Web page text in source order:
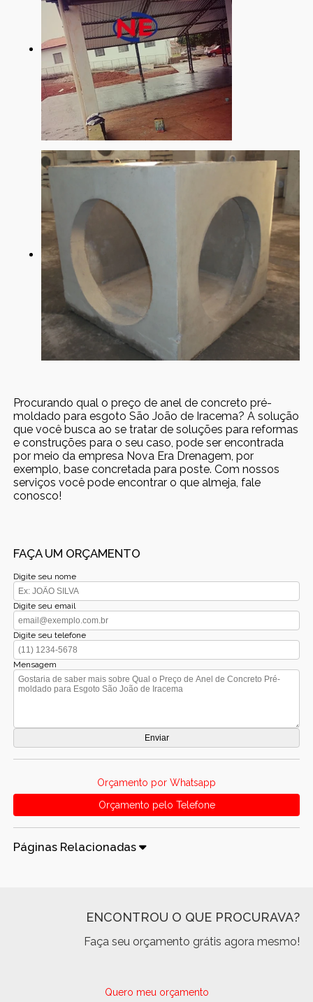
Procurando qual o preço de anel de concreto pré-
moldado para esgoto São João de Iracema? A solução
que você busca ao se tratar de soluções para reformas
e construções para o seu caso, pode ser encontrada
por meio da empresa Nova Era Drenagem, por
exemplo, base concretada para poste. Com nossos
serviços você pode encontrar o que almeja, fale
conosco!
FAÇA UM ORÇAMENTO
Digite seu nome
Digite seu email
Digite seu telefone
Mensagem
Orçamento por Whatsapp
Orçamento pelo Telefone
Páginas Relacionadas
ENCONTROU O QUE PROCURAVA?
Faça seu orçamento grátis agora mesmo!
Quero meu orçamento